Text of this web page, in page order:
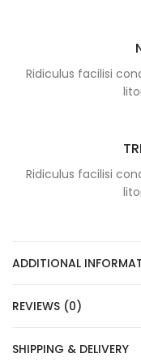
Ridiculus facilisi
Ridiculus facilisi
ADDITIONAL
REVIEWS (0)
SHIPPING & DELIVERY